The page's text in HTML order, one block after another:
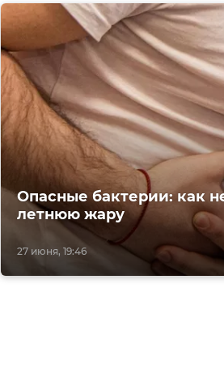
27 июня, 19:46
Опасные бактерии: как
летнюю жару